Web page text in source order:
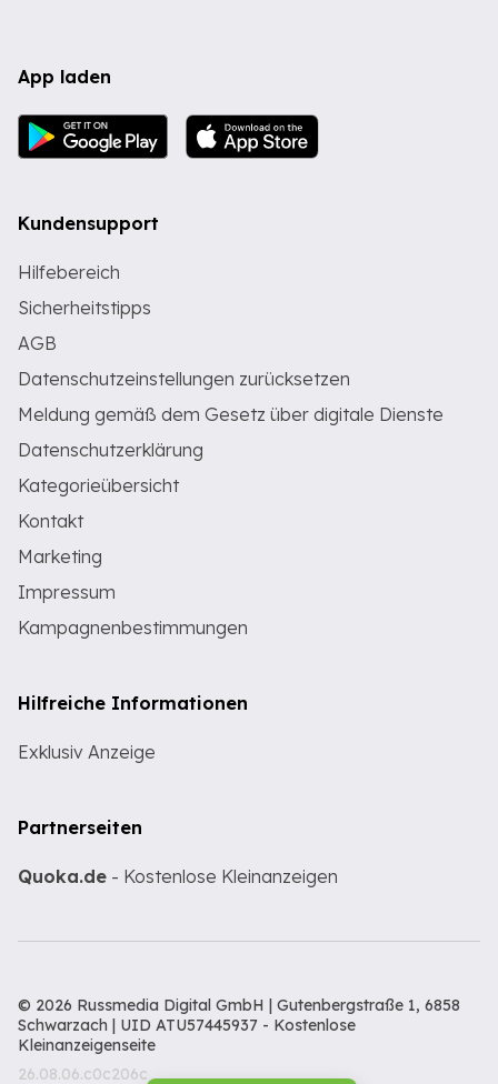
App laden
Kundensupport
Hilfebereich
Sicherheitstipps
AGB
Datenschutzeinstellungen zurücksetzen
Meldung gemäß dem Gesetz über digitale Dienste
Datenschutzerklärung
Kategorieübersicht
Kontakt
Marketing
Impressum
Kampagnenbestimmungen
Hilfreiche Informationen
Exklusiv Anzeige
Partnerseiten
Quoka.de - Kostenlose Kleinanzeigen
© 2026 Russmedia Digital GmbH | Gutenbergstraße 1, 6858
Schwarzach | UID ATU57445937 - Kostenlose
Kleinanzeigenseite
26.08.06.c0c206c